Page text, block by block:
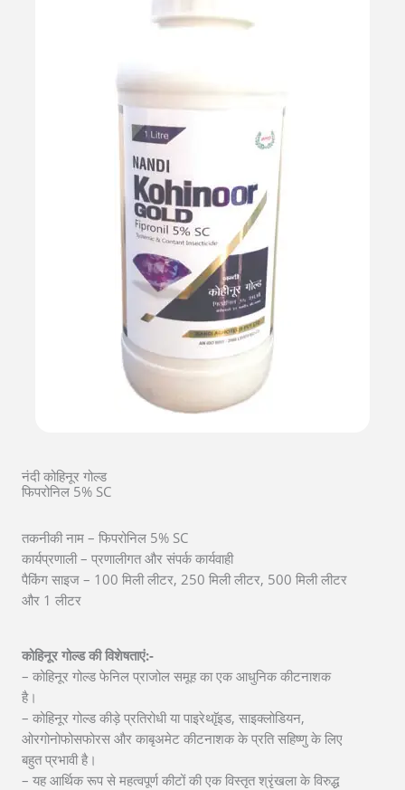
नंदी कोहिनूर गोल्ड
फिपरोनिल 5% SC
तकनीकी नाम – फिपरोनिल 5% SC
कार्यप्रणाली – प्रणालीगत और संपर्क कार्यवाही
पैकिंग साइज – 100 मिली लीटर, 250 मिली लीटर, 500 मिली लीटर
और 1 लीटर
कोहिनूर गोल्ड की विशेषताएं:-
– कोहिनूर गोल्ड फेनिल प्राजोल समूह का एक आधुनिक कीटनाशक
है।
– कोहिनूर गोल्ड कीड़े प्रतिरोधी या पाइरेथाृॅइड, साइक्लोडियन,
ओरगोनोफोसफोरस और काबृअमेट कीटनाशक के प्रति सहिष्णु के लिए
बहुत प्रभावी है।
– यह आर्थिक रूप से महत्वपूर्ण कीटों की एक विस्तृत श्रृंखला के विरुद्ध